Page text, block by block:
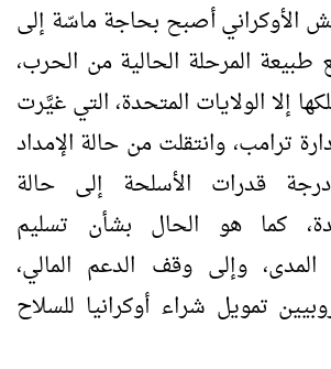
الأوكراني أصبح بحاجة ماسّة إلى
المرحلة الحالية من الحرب،
إلا الولايات المتحدة، التي غيَّرت
ترامب، وانتقلت من حالة الإمداد
قدرات الأسلحة إلى حالة
كما هو الحال بشأن تسليم
المدى، وإلى وقف الدعم المالي،
تمويل شراء أوكرانيا للسلاح